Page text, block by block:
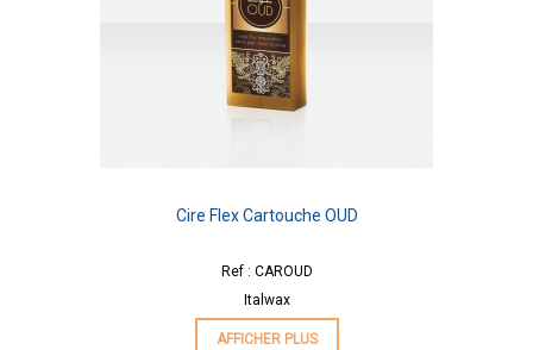
Cire Flex Cartouche OUD
Ref : CAROUD
Italwax
AFFICHER PLUS